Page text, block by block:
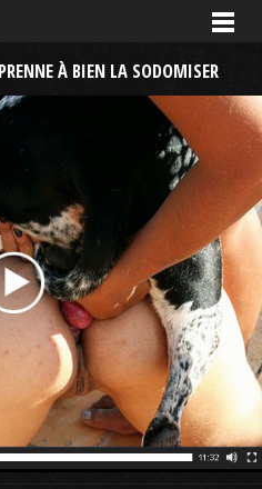
À BIEN LA SODOMISER